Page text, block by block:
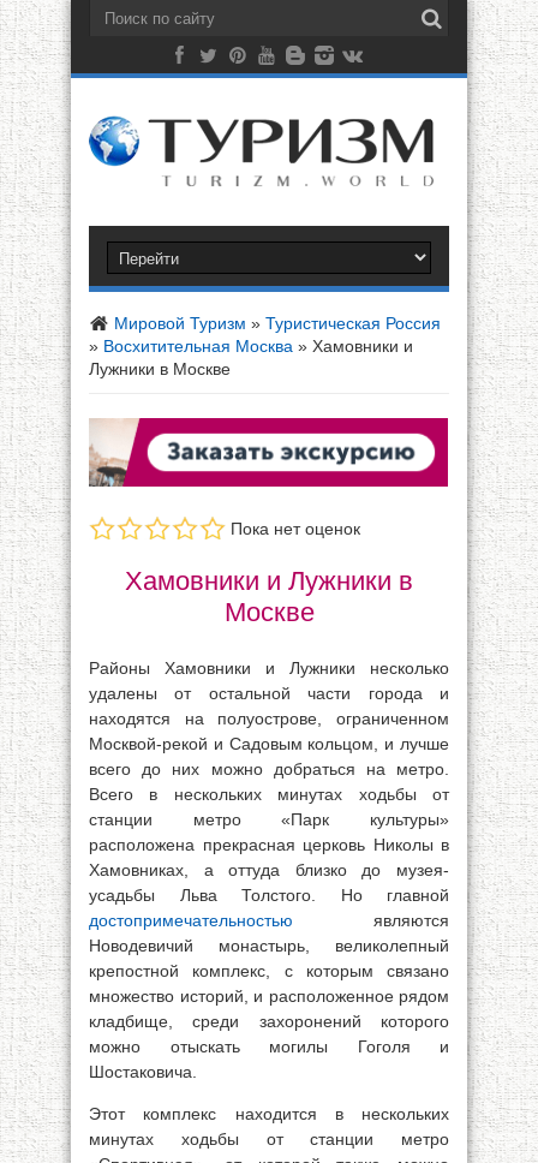
Мировой Туризм » Туристическая Россия
» Восхитительная Москва » Хамовники и
Лужники в Москве
Пока нет оценок
Хамовники и Лужники в
Москве
Районы Хамовники и Лужники несколько
удалены от остальной части города и
находятся на полуострове, ограниченном
Москвой-рекой и Садовым кольцом, и лучше
всего до них можно добраться на метро.
Всего в нескольких минутах ходьбы от
станции метро «Парк культуры»
расположена прекрасная церковь Николы в
Хамовниках, а оттуда близко до музея-
усадьбы Льва Толстого. Но главной
достопримечательностью являются
Новодевичий монастырь, великолепный
крепостной комплекс, с которым связано
множество историй, и расположенное рядом
кладбище, среди захоронений которого
можно отыскать могилы Гоголя и
Шостаковича.
Этот комплекс находится в нескольких
минутах ходьбы от станции метро